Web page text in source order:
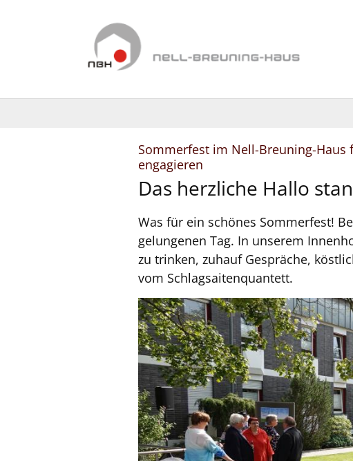
Sommerfest im Nell-Breuning-Haus
engagieren:
Das herzliche Hallo
Was für ein schönes Sommerfest!
gelungenen Tag. In unserem
zu trinken, zuhauf Gespräche,
vom Schlagsaitenquantett.